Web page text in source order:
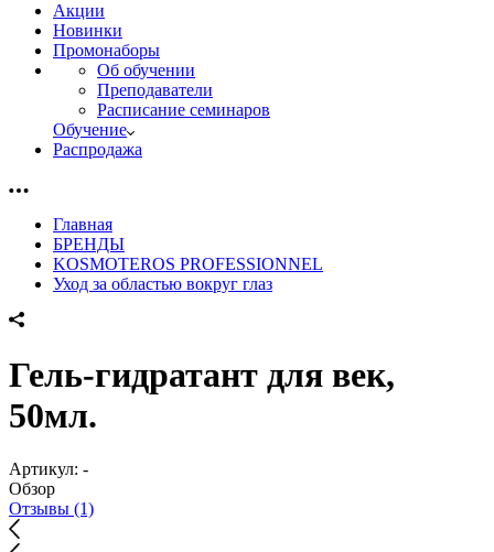
Акции
Новинки
Промонаборы
Об обучении
Преподаватели
Расписание семинаров
Обучение
Распродажа
Главная
БРЕНДЫ
KOSMOTEROS PROFESSIONNEL
Уход за областью вокруг глаз
Гель-гидратант для век,
50мл.
Артикул: -
Обзор
Отзывы (1)